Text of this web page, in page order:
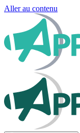
Aller au contenu